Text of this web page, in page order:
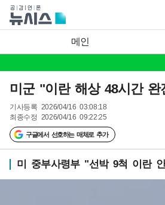
메인
미군 "이란 해상 48시간
기사등록 2026/04/16 03:08:18
최종수정 2026/04/16 09:22:25
구글에서 선호하는 매체로 추가
미 중부사령부 "선박 9척 이란